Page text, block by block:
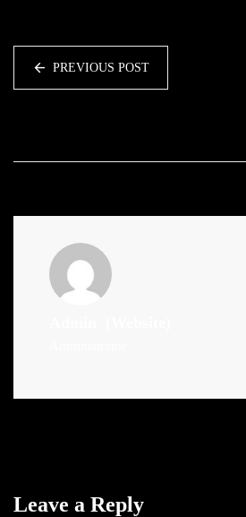
PREVIOUS POST
Leave a Reply